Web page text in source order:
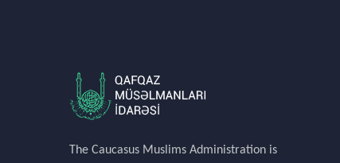
The Caucasus Muslims Administration is